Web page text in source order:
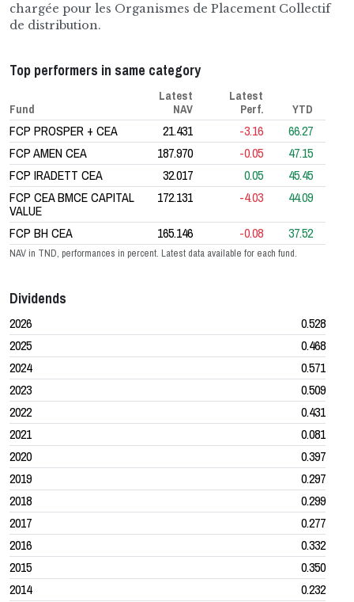
chargée pour les Organismes de Placement Collectif
de distribution.
Top performers in same category
NAV in TND, performances in percent. Latest data available for each fund.
Fund
Latest
NAV
Latest
Perf.
YTD
FCP PROSPER + CEA 21.431 -3.16
66.27
FCP AMEN CEA
187.970 -0.05
47.15
FCP IRADETT CEA
32.017 0.05
45.45
FCP CEA BMCE CAPITAL
VALUE
172.131 -4.03 44.09
FCP BH CEA 165.146 -0.08 37.52
Dividends
2026
0.528
2025
0.468
2024
0.571
2023
0.509
2022
0.431
2021
0.081
2020
0.397
2019
0.297
2018
0.299
2017
0.277
2016
0.332
2015
0.350
2014
0.232